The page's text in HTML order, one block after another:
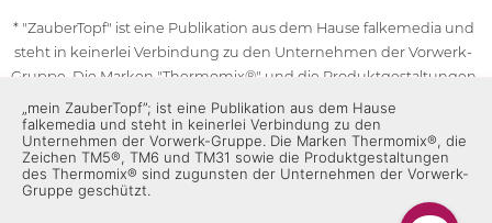
* "ZauberTopf" ist eine Publikation aus dem Hause falkemedia und
steht in keinerlei Verbindung zu den Unternehmen der Vorwerk-
Gruppe. Die Marken "Thermomix®" und die Produktgestaltungen
des "Thermomix®" sind eingetragene Marken der Unternehmen
der Vorwerk-Gruppe. Die Marken Thermomix®, die Zeichen TM5®,
TM6 und TM31 sowie die Produktgestaltungen des Thermomix®
sind zugunsten der Unternehmen der Vorwerk-Gruppe
geschützt. Für die Rezeptangaben in "ZauberTopf" ist
„mein ZauberTopf”; ist eine Publikation aus dem Hause
falkemedia und steht in keinerlei Verbindung zu den
Unternehmen der Vorwerk-Gruppe. Die Marken Thermomix®, die
Zeichen TM5®, TM6 und TM31 sowie die Produktgestaltungen
des Thermomix® sind zugunsten der Unternehmen der Vorwerk-
Gruppe geschützt.